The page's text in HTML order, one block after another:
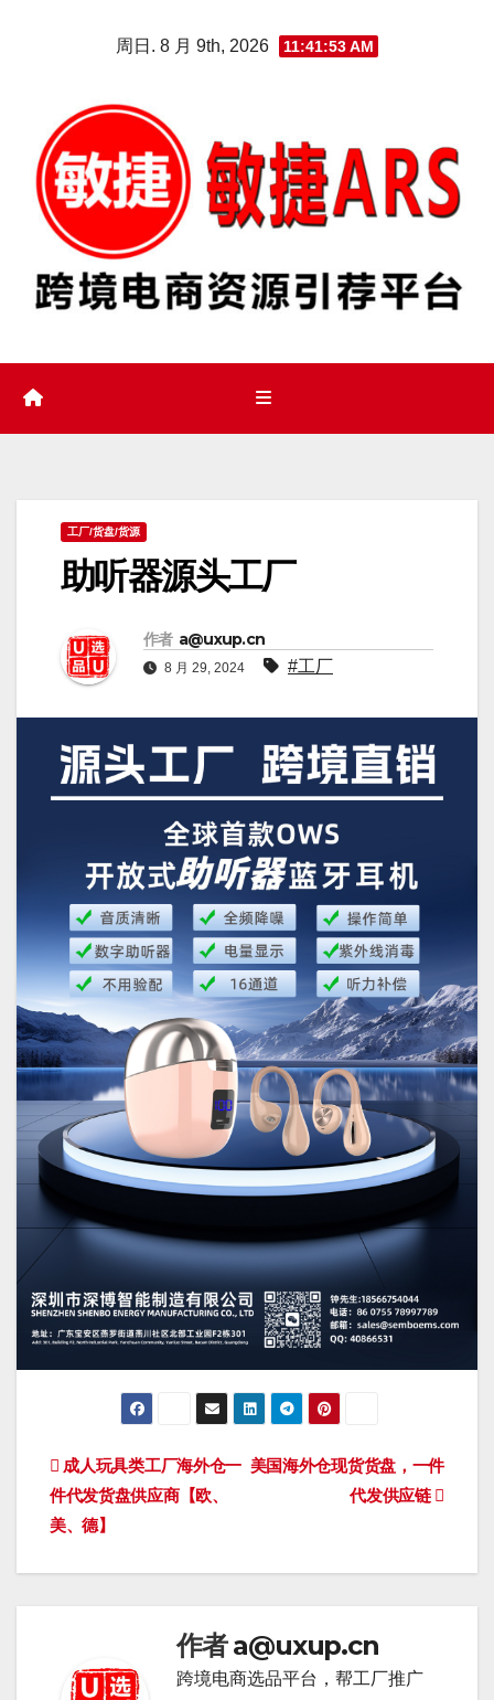
周日. 8 月 9th, 2026 11:41:53 AM
工厂/货盘/货源
助听器源头工厂
作者 a@uxup.cn
8 月 29, 2024 #工厂
文
章
导
美国海外仓现货货盘，一件
代发供应链
成人玩具类工厂海外仓一
件代发货盘供应商【欧、
美、德】
作者a@uxup.cn
跨境电商选品平台，帮工厂推广